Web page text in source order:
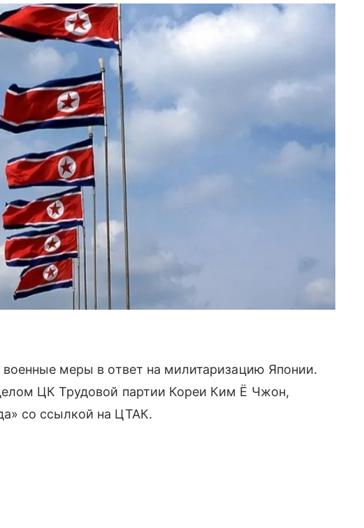
военные меры в ответ на милитаризацию Японии.
ЦК Трудовой партии Кореи Ким Ё Чжон,
со ссылкой на ЦТАК.